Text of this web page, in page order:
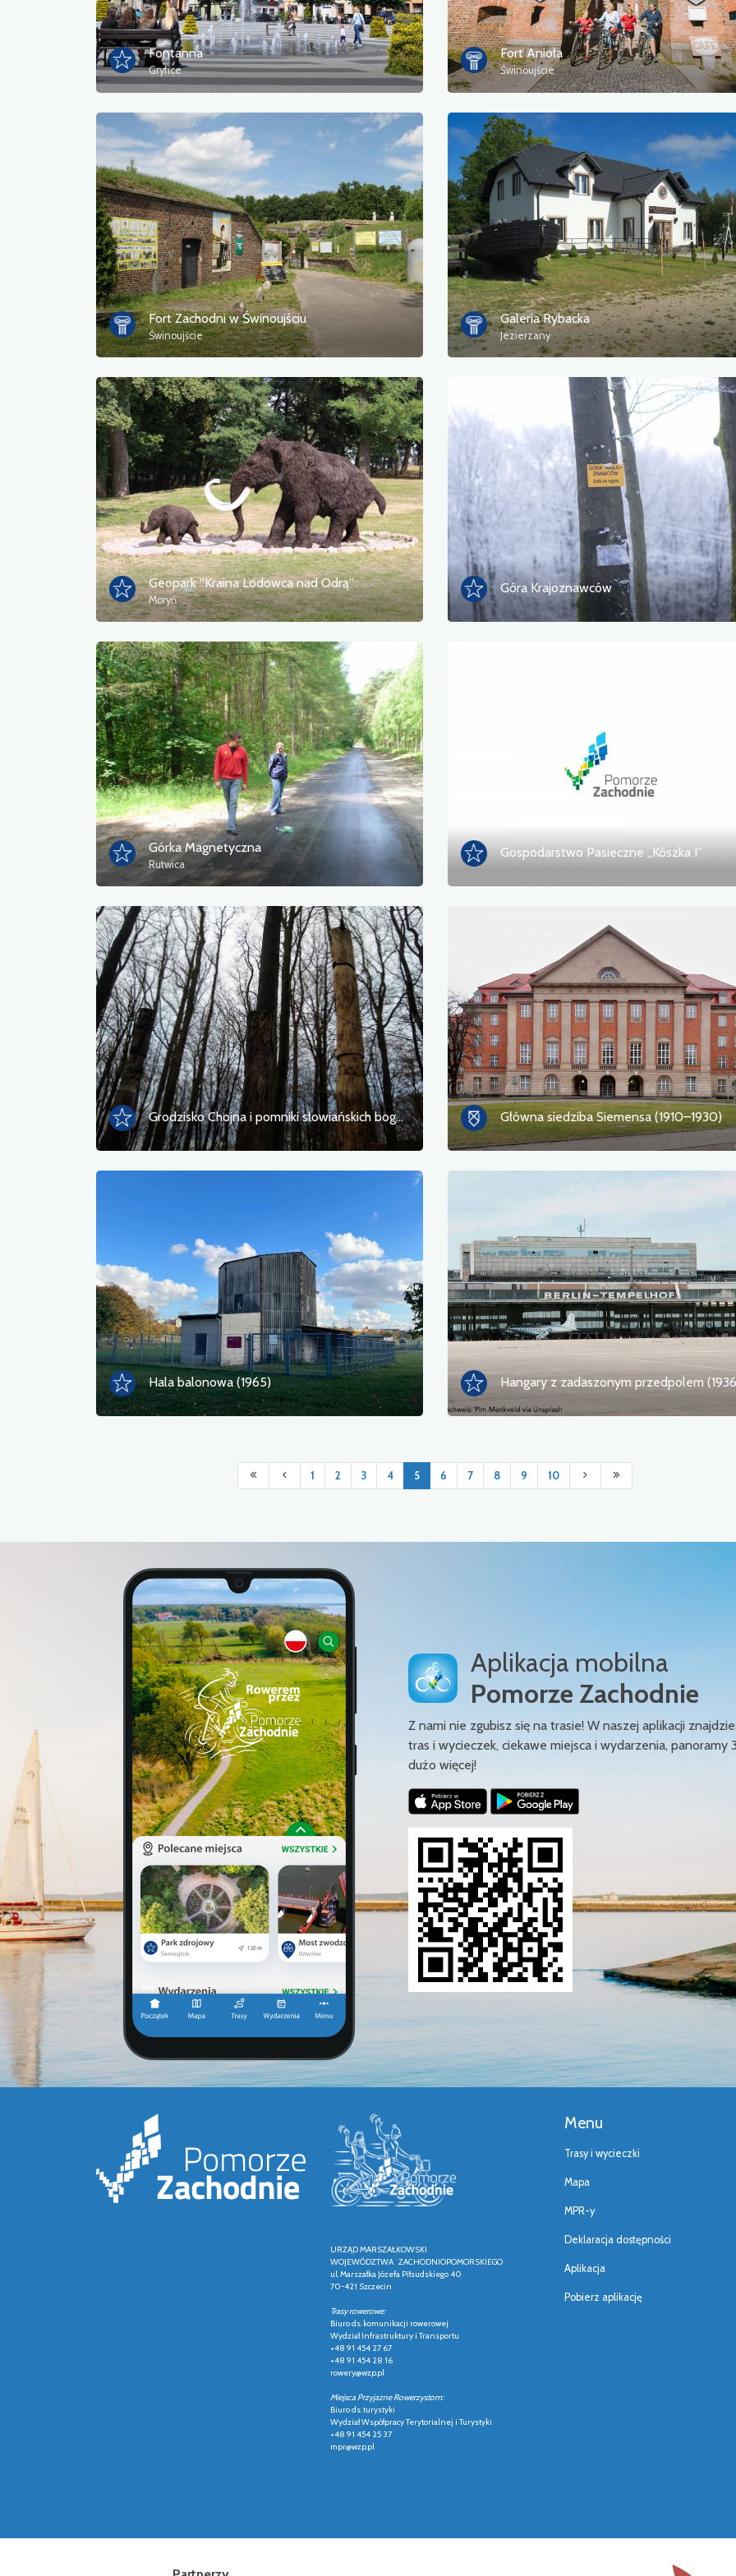
Fontanna
Gryfice
Fort Anioła
Świnoujście
Fort Zachodni w Świnoujściu
Świnoujście
Galeria Rybacka
Jezierzany
Geopark “Kraina Lodowca nad Odrą”
Moryń
Góra Krajoznawców
Górka Magnetyczna
Rutwica
Gospodarstwo Pasieczne „Kószka I”
Grodzisko Chojna i pomniki słowiańskich bogów Główna siedziba Siemensa (1910–1930)
Hala balonowa (1965) Hangary z zadaszonym przedpolem
1 2 3 4 5 6 7 8 9 10
Aplikacja mobilna
Pomorze Zachodnie
Z nami nie zgubisz się na trasie! W naszej aplikacji
tras i wycieczek, ciekawe miejsca i wydarzenia, panoramy
dużo więcej!
URZĄD MARSZAŁKOWSKI
WOJEWÓDZTWA ZACHODNIOPOMORSKIEGO
ul. Marszałka Józefa Piłsudskiego 40
70-421 Szczecin
Trasy rowerowe:
Biuro ds. komunikacji rowerowej
Wydział Infrastruktury i Transportu
+48 91 454 27 67
+48 91 454 28 16
rowery@wzp.pl
Miejsca Przyjazne Rowerzystom:
Biuro ds. turystyki
Wydział Współpracy Terytorialnej i Turystyki
+48 91 454 25 37
mpr@wzp.pl
Menu
Trasy i wycieczki
Mapa
MPR-y
Deklaracja dostępności
Aplikacja
Pobierz aplikację